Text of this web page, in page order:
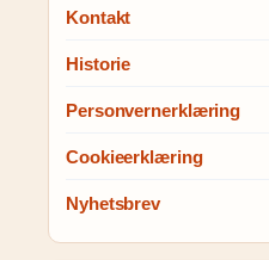
Kontakt
Historie
Personvernerklæring
Cookieerklæring
Nyhetsbrev